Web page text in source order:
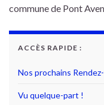
commune de Pont
ACCÈS RAPIDE :
Nos prochains
Vu quelque-part !